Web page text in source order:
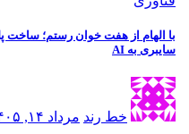
با الهام از هفت خوان رستم؛
سایبری به AI
خط رند مرداد ۱۴, ۱۴۰۵